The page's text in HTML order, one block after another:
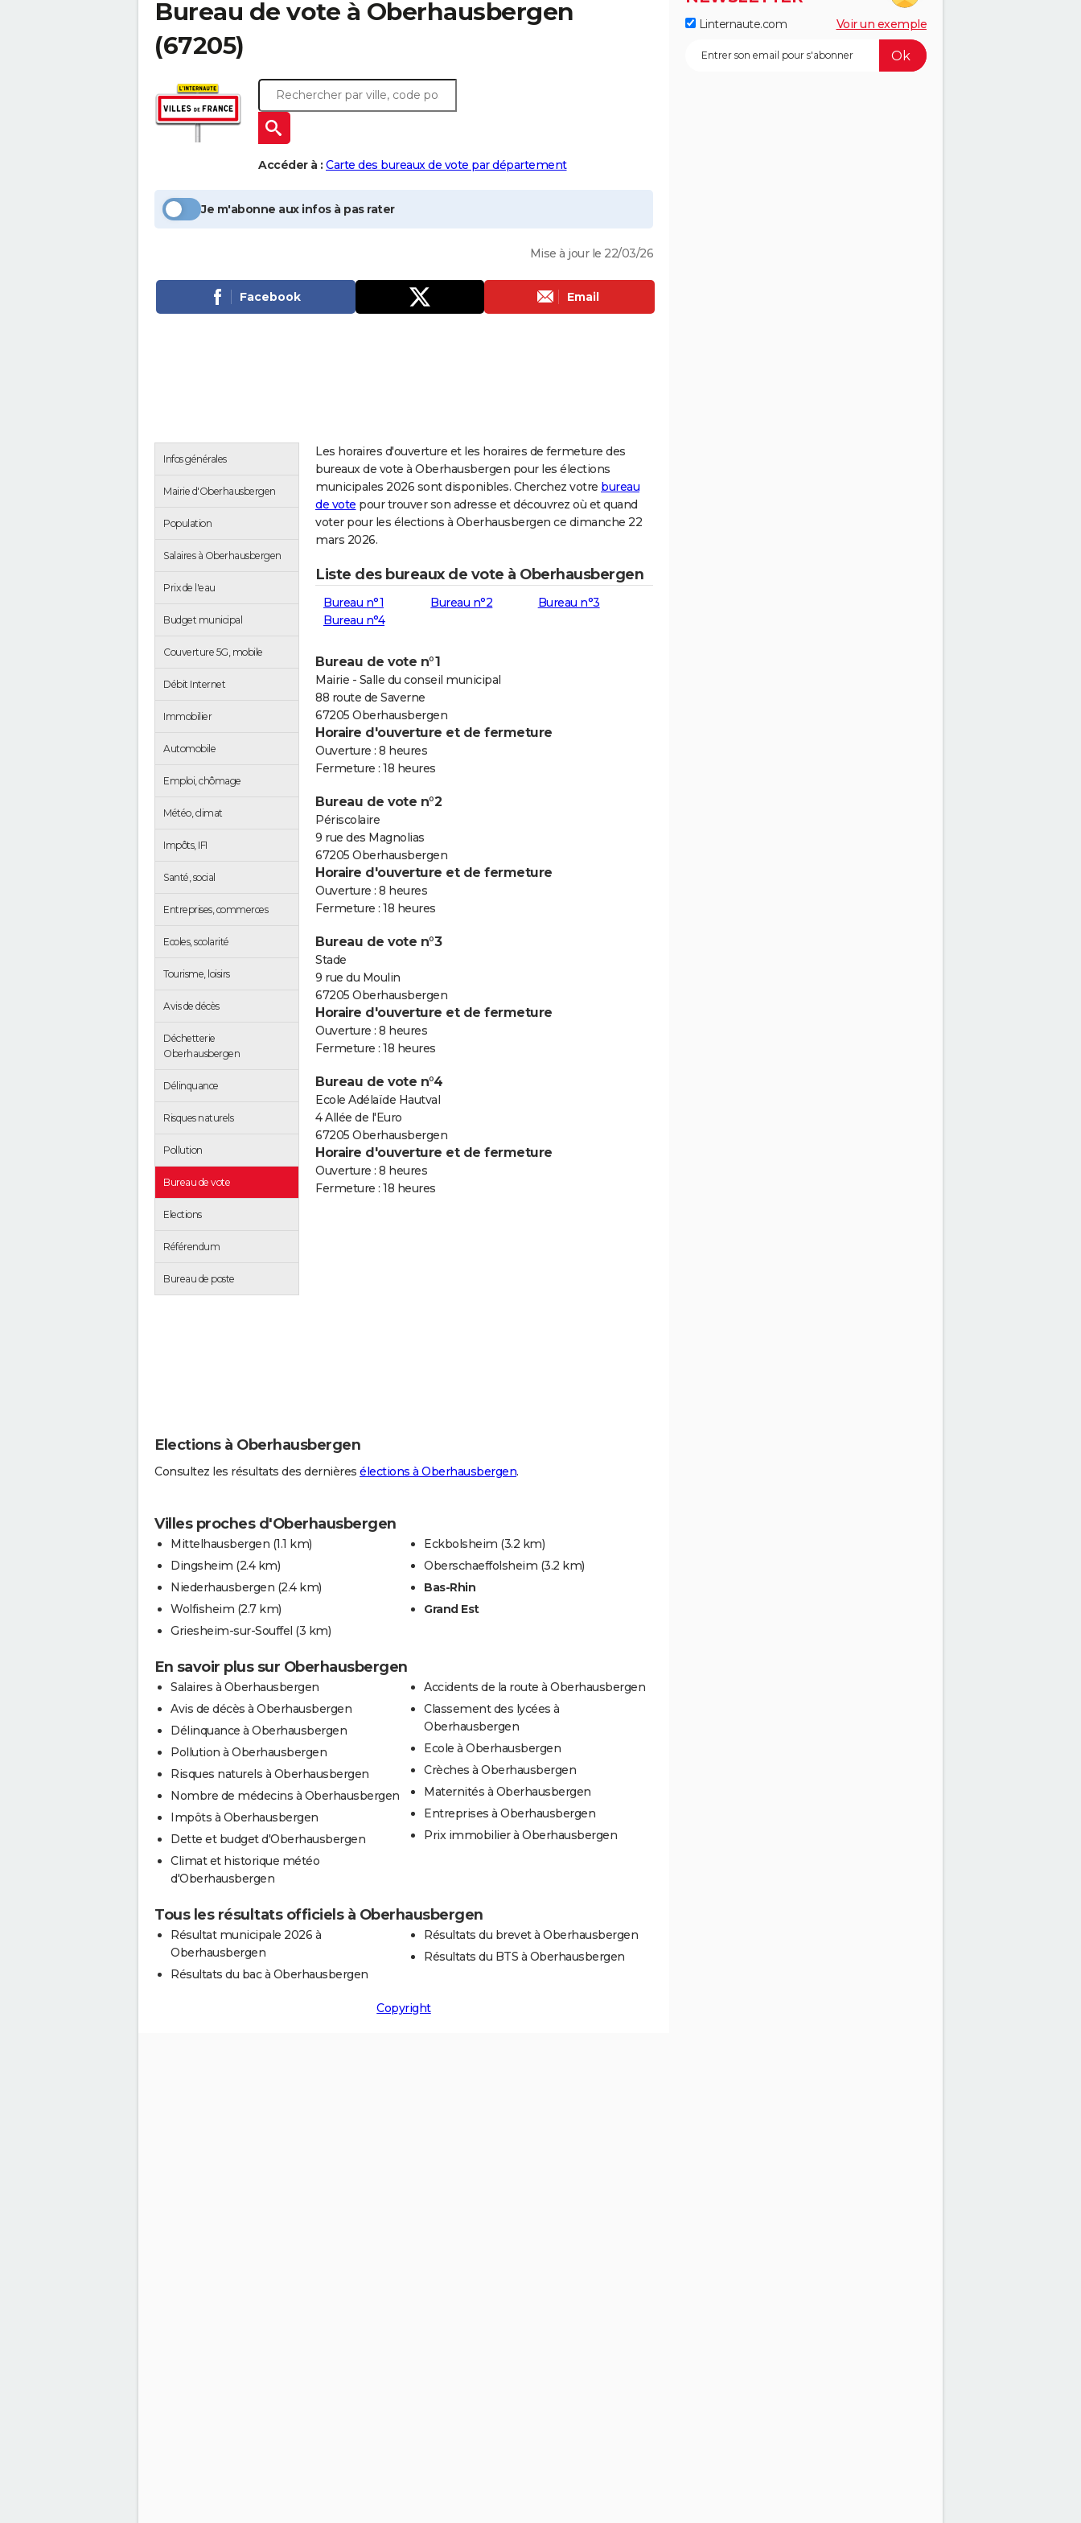
Bureau de vote à Oberhausbergen
(67205)
Accéder à : Carte des bureaux de vote par département
Je m'abonne aux infos à pas rater
Mise à jour le 22/03/26
Facebook Email
Infos générales
Mairie d'Oberhausbergen
Population
Salaires à Oberhausbergen
Prix de l'eau
Budget municipal
Couverture 5G, mobile
Débit Internet
Immobilier
Automobile
Emploi, chômage
Météo, climat
Impôts, IFI
Santé, social
Entreprises, commerces
Ecoles, scolarité
Tourisme, loisirs
Avis de décès
Déchetterie
Oberhausbergen
Délinquance
Risques naturels
Pollution
Bureau de vote
Elections
Référendum
Bureau de poste
Les horaires d'ouverture et les horaires de fermeture des
bureaux de vote à Oberhausbergen pour les élections
municipales 2026 sont disponibles. Cherchez votre bureau
de vote pour trouver son adresse et découvrez où et quand
voter pour les élections à Oberhausbergen ce dimanche 22
mars 2026.
Liste des bureaux de vote à Oberhausbergen
Bureau n°1 Bureau n°2
Bureau n°3
Bureau n°4
Bureau de vote n°1
Mairie - Salle du conseil municipal
88 route de Saverne
67205 Oberhausbergen
Horaire d'ouverture et de fermeture
Ouverture : 8 heures
Fermeture : 18 heures
Bureau de vote n°2
Périscolaire
9 rue des Magnolias
67205 Oberhausbergen
Horaire d'ouverture et de fermeture
Ouverture : 8 heures
Fermeture : 18 heures
Bureau de vote n°3
Stade
9 rue du Moulin
67205 Oberhausbergen
Horaire d'ouverture et de fermeture
Ouverture : 8 heures
Fermeture : 18 heures
Bureau de vote n°4
Ecole Adélaïde Hautval
4 Allée de l'Euro
67205 Oberhausbergen
Horaire d'ouverture et de fermeture
Ouverture : 8 heures
Fermeture : 18 heures
Elections à Oberhausbergen
Consultez les résultats des dernières élections à Oberhausbergen.
Villes proches d'Oberhausbergen
Mittelhausbergen (1.1 km)
Dingsheim (2.4 km)
Niederhausbergen (2.4 km)
Wolfisheim (2.7 km)
Griesheim-sur-Souffel (3 km)
Eckbolsheim (3.2 km)
Oberschaeffolsheim (3.2 km)
Bas-Rhin
Grand Est
En savoir plus sur Oberhausbergen
Salaires à Oberhausbergen
Avis de décès à Oberhausbergen
Délinquance à Oberhausbergen
Pollution à Oberhausbergen
Risques naturels à Oberhausbergen
Nombre de médecins à Oberhausbergen
Impôts à Oberhausbergen
Dette et budget d'Oberhausbergen
Climat et historique météo
d'Oberhausbergen
Accidents de la route à Oberhausbergen
Classement des lycées à
Oberhausbergen
Ecole à Oberhausbergen
Crèches à Oberhausbergen
Maternités à Oberhausbergen
Entreprises à Oberhausbergen
Prix immobilier à Oberhausbergen
Tous les résultats officiels à Oberhausbergen
Résultat municipale 2026 à
Oberhausbergen
Résultats du bac à Oberhausbergen
Résultats du brevet à Oberhausbergen
Résultats du BTS à Oberhausbergen
Copyright
Linternaute.com Voir un exemple